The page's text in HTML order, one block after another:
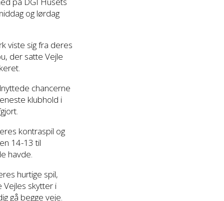
og lørdag
viste sig fra deres
der satte Vejle
chancerne
klubhold i
kontraspil og
14-13 til
havde.
hurtige spil,
skytter i
gå begge veje.